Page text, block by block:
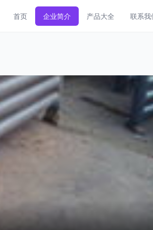
首页 企业简介 产品大全 联系我